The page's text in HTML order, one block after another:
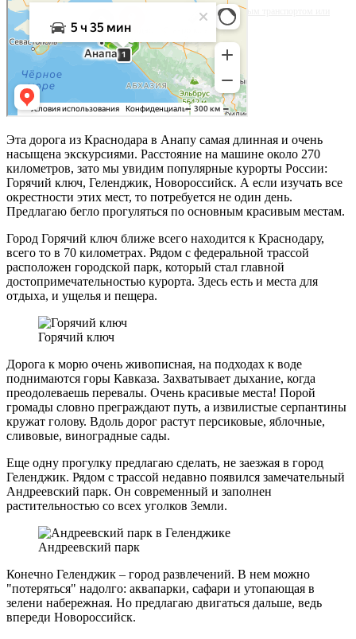
Яблочная улица, 29: как доехать на автомобиле, общественным транспортом или
пешком – Яндекс.Карты
Эта дорога из Краснодара в Анапу самая длинная и очень
насыщена экскурсиями. Расстояние на машине около 270
километров, зато мы увидим популярные курорты России:
Горячий ключ, Геленджик, Новороссийск. А если изучать все
окрестности этих мест, то потребуется не один день.
Предлагаю бегло прогуляться по основным красивым местам.
Город Горячий ключ ближе всего находится к Краснодару,
всего то в 70 километрах. Рядом с федеральной трассой
расположен городской парк, который стал главной
достопримечательностью курорта. Здесь есть и места для
отдыха, и ущелья и пещера.
Горячий ключ
Дорога к морю очень живописная, на подходах к воде
поднимаются горы Кавказа. Захватывает дыхание, когда
преодолеваешь перевалы. Очень красивые места! Порой
громады словно преграждают путь, а извилистые серпантины
кружат голову. Вдоль дорог растут персиковые, яблочные,
сливовые, виноградные сады.
Еще одну прогулку предлагаю сделать, не заезжая в город
Геленджик. Рядом с трассой недавно появился замечательный
Андреевский парк. Он современный и заполнен
растительностью со всех уголков Земли.
Андреевский парк
Конечно Геленджик – город развлечений. В нем можно
"потеряться" надолго: аквапарки, сафари и утопающая в
зелени набережная. Но предлагаю двигаться дальше, ведь
впереди Новороссийск.